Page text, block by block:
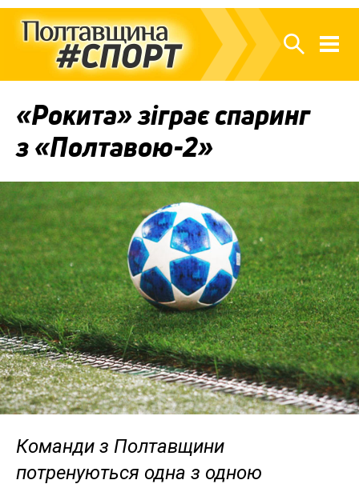
«Рокита» зіграє спаринг
з «Полтавою-2»
Команди з Полтавщини
потренуються одна з одною